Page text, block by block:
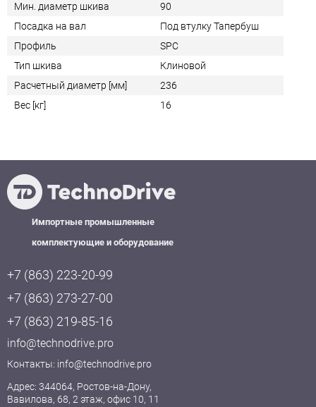
Мин. диаметр шкива
90
Посадка на вал
Под втулку Тапербуш
Профиль
SPC
Тип шкива
Клиновой
Расчетный диаметр [мм]
236
Вес [кг]
16
Импортные промышленные
комплектующие и оборудование
+7 (863) 223-20-99
+7 (863) 273-27-00
+7 (863) 219-85-16
info@technodrive.pro
Контакты: info@technodrive.pro
Адрес: 344064, Ростов-на-Дону,
Вавилова, 68, 2 этаж, офис 10, 11